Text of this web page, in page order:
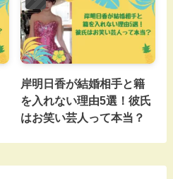
岸明日香が結婚相手と籍
を入れない理由5選！彼氏
はお笑い芸人って本当？